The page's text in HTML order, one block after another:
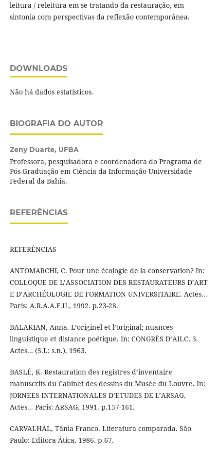
leitura / releitura em se tratando da restauração, em
sintonia com perspectivas da reflexão contemporânea.
DOWNLOADS
Não há dados estatísticos.
BIOGRAFIA DO AUTOR
Zeny Duarte, UFBA
Professora, pesquisadora e coordenadora do Programa de
Pós-Graduação em Ciência da Informação Universidade
Federal da Bahia.
REFERÊNCIAS
REFERÊNCIAS
ANTOMARCHI, C. Pour une écologie de la conservation? In:
COLLOQUE DE L’ASSOCIATION DES RESTAURATEURS D’ART
E D’ARCHÉOLOGIE DE FORMATION UNIVERSITAIRE. Actes...
Paris: A.R.A.A.F.U., 1992. p.23-28.
BALAKIAN, Anna. L’originel et l’original; nuances
linguistique et distance poétique. In: CONGRÈS D’AILC, 3.
Actes... (S.I.: s.n.), 1963.
BASLÉ, K. Restauration des registres d’inventaire
manuscrits du Cabinet des dessins du Musée du Louvre. In:
JORNEES INTERNATIONALES D’ETUDES DE L’ARSAG.
Actes... Paris: ARSAG, 1991. p.157-161.
CARVALHAL, Tânia Franco. Literatura comparada. São
Paulo: Editora Ática, 1986. p.67.